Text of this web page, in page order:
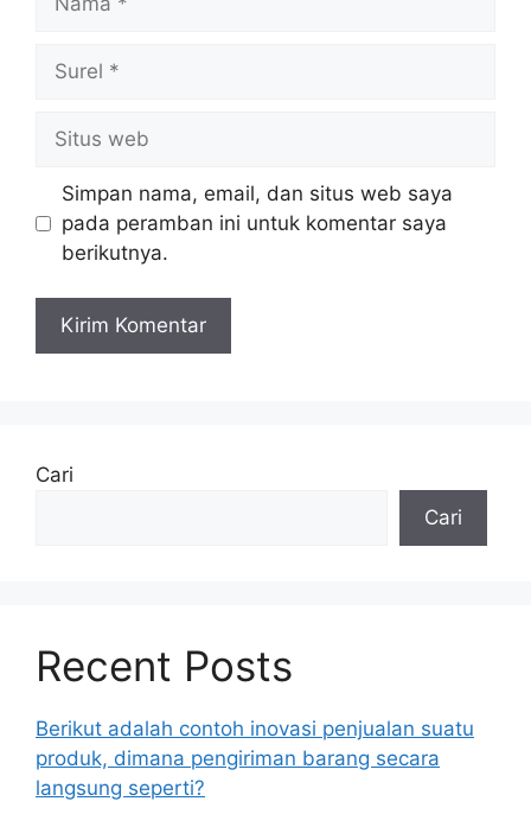
web
Simpan nama, email, dan situs web saya
pada peramban ini untuk komentar saya
berikutnya.
Cari
Cari
Recent Posts
Berikut adalah contoh inovasi penjualan suatu
produk, dimana pengiriman barang secara
langsung seperti?